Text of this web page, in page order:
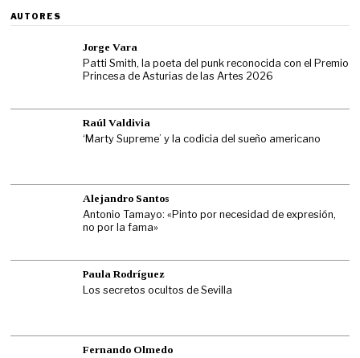
AUTORES
Jorge Vara
Patti Smith, la poeta del punk reconocida con el Premio
Princesa de Asturias de las Artes 2026
Raúl Valdivia
‘Marty Supreme’ y la codicia del sueño americano
Alejandro Santos
Antonio Tamayo: «Pinto por necesidad de expresión,
no por la fama»
Paula Rodríguez
Los secretos ocultos de Sevilla
Fernando Olmedo